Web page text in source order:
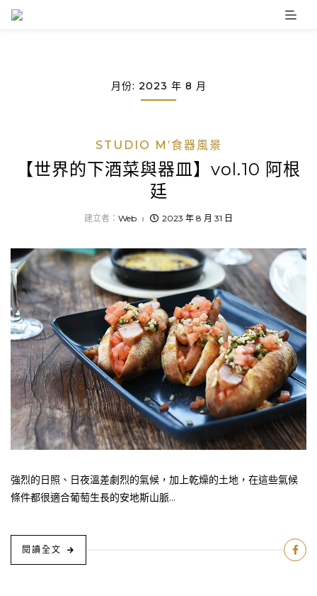
Skip
月份: 2023 年 8 月
STUDIO M’食器風景
【世界的下酒菜與器皿】vol.10 阿根
廷
建立者： Web 2023 年 8 月 31 日
強烈的日照、日夜溫差劇烈的氣候，加上乾燥的土地，在這些氣候
條件都很適合葡萄生長的安地斯山脈...
閱讀全文